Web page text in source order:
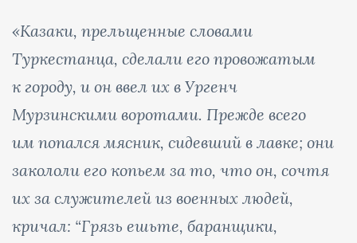
«Казаки, прельщенные словами
Туркестанца, сделали его провожатым
к городу, и он ввел их в Ургенч
Мурзинскими воротами. Прежде всего
им попался мясник, сидевший в лавке; они
закололи его копьем за то, что он, сочтя
их за служителей из военных людей,
кричал: “Грязь ешьте, баранщики,